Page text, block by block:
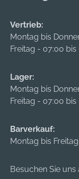
Special (2 609
C83).
(1 605 438 516)
Vertrieb:
Montag bis
Freitag - 07:00 bis
Lager:
Montag bis
Freitag - 07:00 bis
Barverkauf:
Montag bis
Besuchen Sie uns